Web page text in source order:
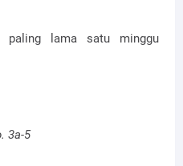
paling lama satu minggu
3a-5